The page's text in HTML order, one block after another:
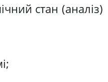
стан (аналіз)